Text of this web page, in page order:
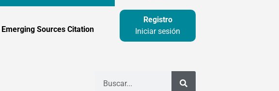
Emerging Sources Citation
Registro
Iniciar sesión